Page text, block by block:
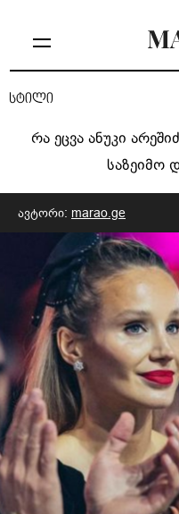
სტილი
რა ეცვა ანუკი
საზეიმო
ავტორი: marao.ge